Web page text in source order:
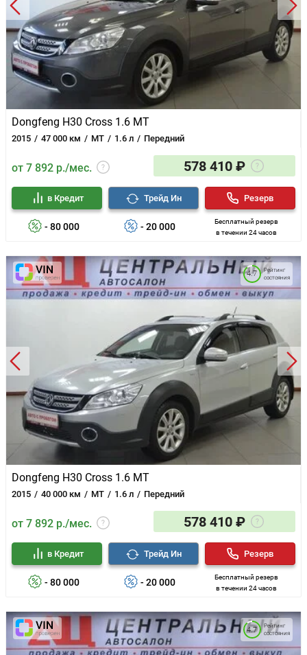
Dongfeng H30 Cross 1.6 MT
2015 47 000 км MT 1.6 л Передний
от 7 892 р./мес. 578 410 ₽
- 80 000
в Кредит
- 20 000
Трейд Ин
Бесплатный резерв
в течении 24 часов
Резерв
Dongfeng H30 Cross 1.6 MT
2015 40 000 км MT 1.6 л Передний
Рейтинг
состояния
4.7
от 7 892 р./мес. 578 410 ₽
- 80 000
в Кредит
- 20 000
Трейд Ин
Бесплатный резерв
в течении 24 часов
Резерв
Рейтинг
состояния
4.7